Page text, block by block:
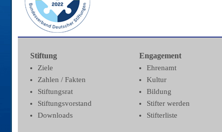
Stiftung
Ziele
Zahlen / Fakten
Stiftungsrat
Stiftungsvorstand
Downloads
Engagement
Ehrenamt
Kultur
Bildung
Stifter werden
Stifterliste